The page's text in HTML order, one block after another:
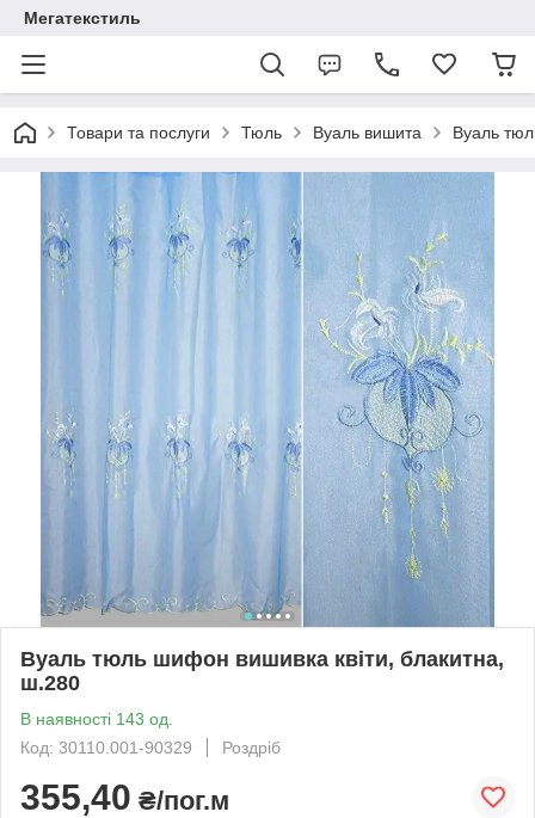
Мегатекстиль
Товари та послуги Тюль Вуаль вишита Вуаль
Вуаль тюль шифон вишивка квіти, блакитна,
ш.280
В наявності 143 од.
Код: 30110.001-90329
Роздріб
355,40 ₴/пог.м